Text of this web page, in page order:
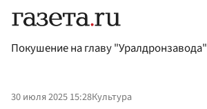
Покушение на главу "Уралдронзавода"
30 июля 2025 15:28Культура